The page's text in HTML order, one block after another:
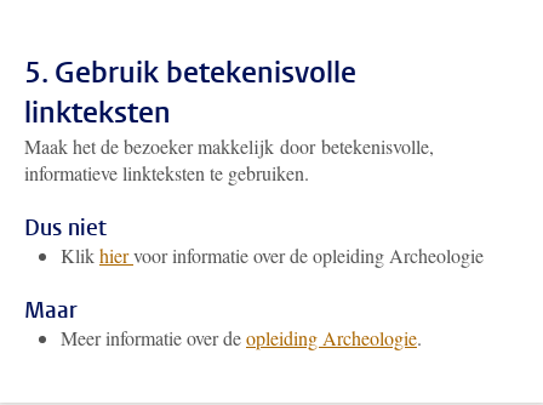
5. Gebruik betekenisvolle
linkteksten
Maak het de bezoeker makkelijk door betekenisvolle,
informatieve linkteksten te gebruiken.
Dus niet
Klikhiervoor informatie over de opleiding Archeologie
Maar
Meer informatie over deopleiding Archeologie.